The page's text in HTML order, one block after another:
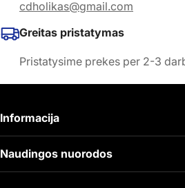
cdholikas@gmail.com
Greitas pristatymas
Pristatysime prekes per 2-3
Informacija
Naudingos nuorodos